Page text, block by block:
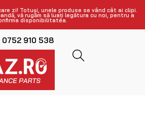
zi! Totuși, unele produse se vând cât ai clipi.
vă rugăm să luați legătura cu noi, pentru a
disponibilitatea.
0752 910 538